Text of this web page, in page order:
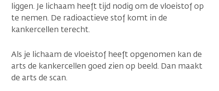
liggen. Je lichaam heeft tijd nodig om de vloeistof op
te nemen. De radioactieve stof komt in de
kankercellen terecht.
Als je lichaam de vloeistof heeft opgenomen kan de
arts de kankercellen goed zien op beeld. Dan maakt
de arts de scan.